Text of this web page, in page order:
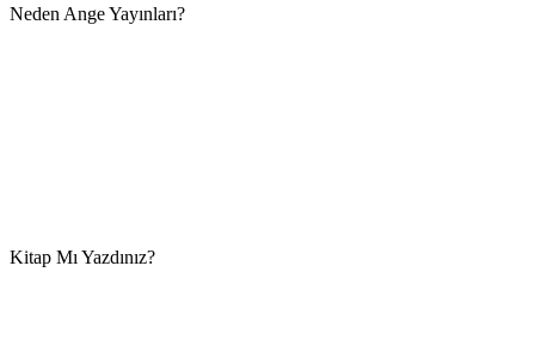
Neden Ange Yayınları?
Kitap Mı Yazdınız?